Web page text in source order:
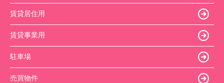
賃貸居住用
賃貸事業用
駐車場
売買物件